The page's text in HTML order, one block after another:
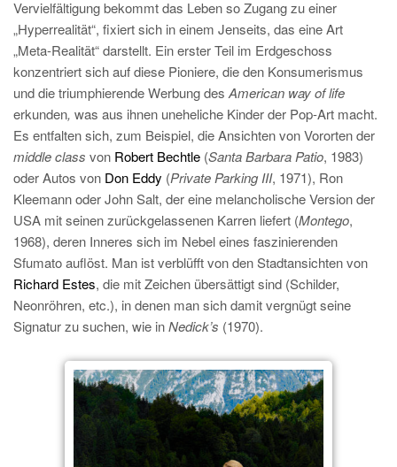
Vervielfältigung bekommt das Leben so Zugang zu einer
„Hyperrealität“, fixiert sich in einem Jenseits, das eine Art
„Meta-Realität“ darstellt. Ein erster Teil im Erdgeschoss
konzentriert sich auf diese Pioniere, die den Konsumerismus
und die triumphierende Werbung des American way of life
erkunden, was aus ihnen uneheliche Kinder der Pop-Art macht.
Es entfalten sich, zum Beispiel, die Ansichten von Vororten der
middle class von Robert Bechtle (Santa Barbara Patio, 1983)
oder Autos von Don Eddy (Private Parking III, 1971), Ron
Kleemann oder John Salt, der eine melancholische Version der
USA mit seinen zurückgelassenen Karren liefert (Montego,
1968), deren Inneres sich im Nebel eines faszinierenden
Sfumato auflöst. Man ist verblüfft von den Stadtansichten von
Richard Estes, die mit Zeichen übersättigt sind (Schilder,
Neonröhren, etc.), in denen man sich damit vergnügt seine
Signatur zu suchen, wie inNedick’s (1970).